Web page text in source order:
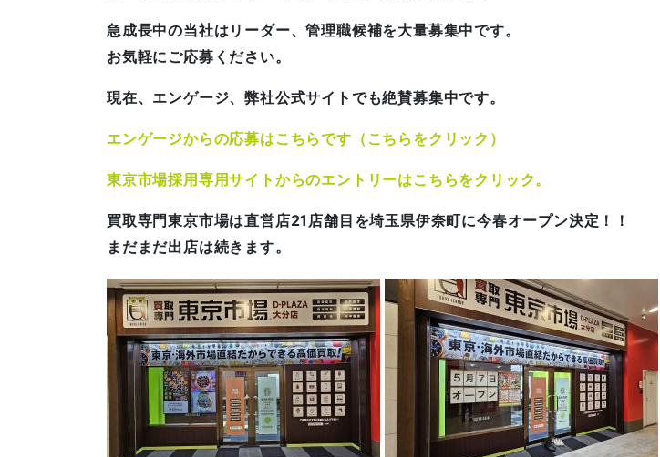
急成長中の当社はリーダー、管理職候補を大量募集中です。
お気軽にご応募ください。
現在、エンゲージ、弊社公式サイトでも絶賛募集中です。
エンゲージからの応募はこちらです（こちらをクリック）
東京市場採用専用サイトからのエントリーはこちらをクリック。
買取専門東京市場は直営店21店舗目を埼玉県伊奈町に今春オープン決定！！
まだまだ出店は続きます。